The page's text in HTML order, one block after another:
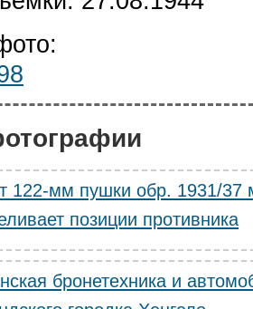
122-мм пушки обр. 1931/37
позиции противника
бронетехника и